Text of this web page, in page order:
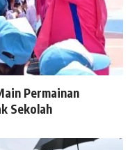
Permainan
Sekolah